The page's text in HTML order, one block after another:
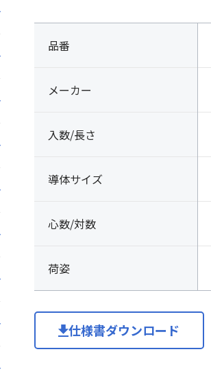
品番
メーカー
入数/長さ
導体サイズ
心数/対数
荷姿
仕様書ダウンロード